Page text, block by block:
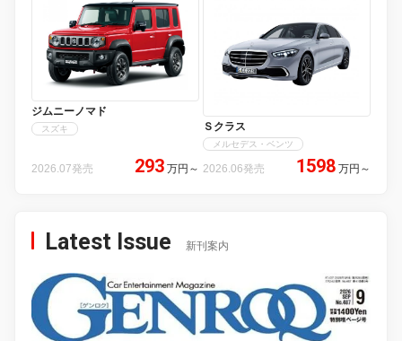
ジムニーノマド
スズキ
2026.07発売 293 万円 ～
Ｓクラス
メルセデス・ベンツ
2026.06発売 1598 万円 ～
Latest Issue 新刊案内